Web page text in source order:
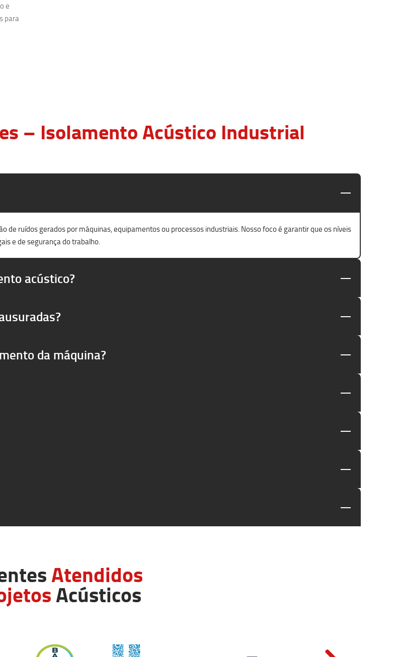
e
para
– Isolamento Acústico Industrial
de ruídos gerados por máquinas, equipamentos ou processos industriais. Nosso foco é garantir que os níveis
e de segurança do trabalho.
acústico?
da máquina?
Atendidos
Acústicos